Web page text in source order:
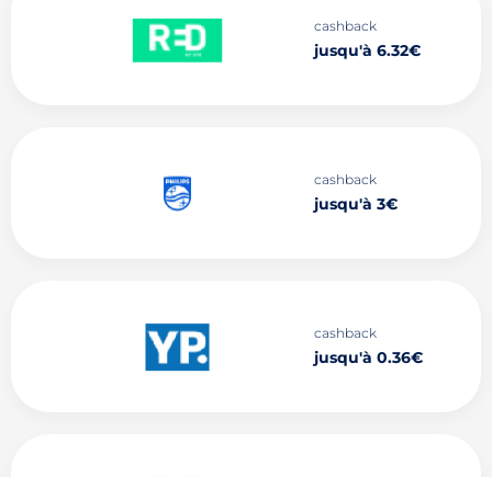
cashback
jusqu'à 6.32€
cashback
jusqu'à 3€
cashback
jusqu'à 0.36€